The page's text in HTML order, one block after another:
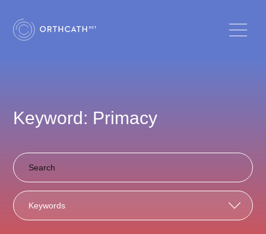
Keyword: Primacy
Keywords